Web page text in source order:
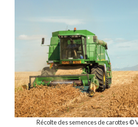
Récolte des semences de carottes ©